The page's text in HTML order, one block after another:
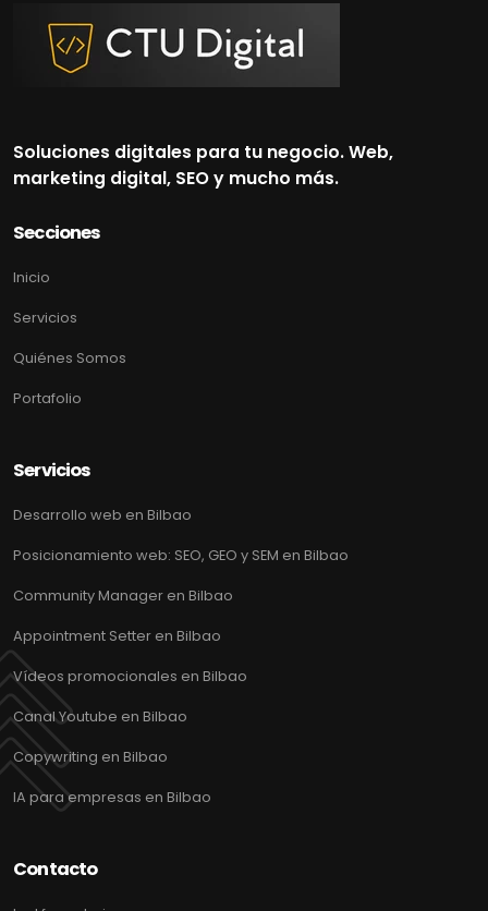
Soluciones digitales para tu negocio. Web,
marketing digital, SEO y mucho más.
Secciones
Inicio
Servicios
Quiénes Somos
Portafolio
Servicios
Desarrollo web en Bilbao
Posicionamiento web: SEO, GEO y SEM en Bilbao
Community Manager en Bilbao
Appointment Setter en Bilbao
Vídeos promocionales en Bilbao
Canal Youtube en Bilbao
Copywriting en Bilbao
IA para empresas en Bilbao
Contacto